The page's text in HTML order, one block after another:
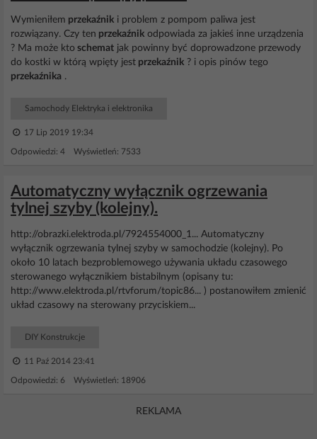
Wymieniłem przekaźnik i problem z pompom paliwa jest
rozwiązany. Czy ten przekaźnik odpowiada za jakieś inne urządzenia
? Ma może kto schemat jak powinny być doprowadzone przewody
do kostki w którą wpięty jest przekaźnik ? i opis pinów tego
przekaźnika .
Samochody Elektryka i elektronika
17 Lip 2019 19:34
Odpowiedzi: 4 Wyświetleń: 7533
Automatyczny wyłącznik ogrzewania
tylnej szyby (kolejny).
http://obrazki.elektroda.pl/7924554000_1... Automatyczny
wyłącznik ogrzewania tylnej szyby w samochodzie (kolejny). Po
około 10 latach bezproblemowego używania układu czasowego
sterowanego wyłącznikiem bistabilnym (opisany tu:
http://www.elektroda.pl/rtvforum/topic86... ) postanowiłem zmienić
układ czasowy na sterowany przyciskiem...
DIY Konstrukcje
11 Paź 2014 23:41
Odpowiedzi: 6 Wyświetleń: 18906
REKLAMA